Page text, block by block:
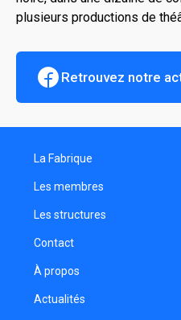
plusieurs productions de
Retrouvez notre
La Fabrique
Les membres
Les structures
Contact
À propos
Actualités